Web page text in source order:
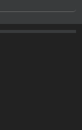
ÉVÉNEME
NT POUR
LA